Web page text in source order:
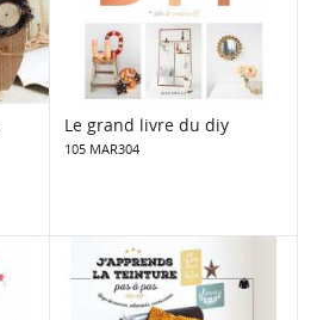
Le grand livre du diy
105 MAR304